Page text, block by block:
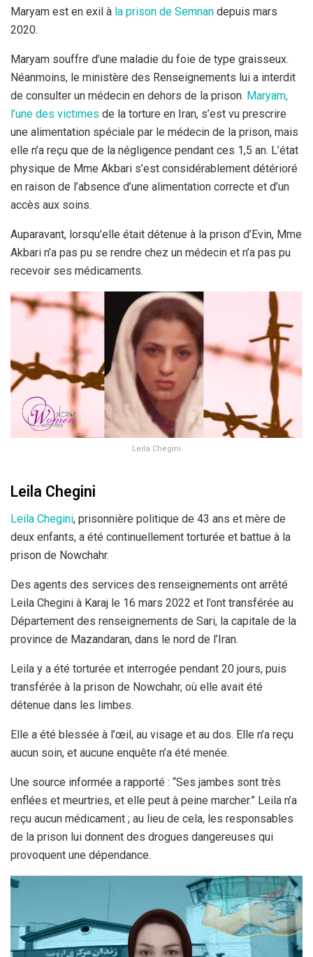
Maryam est en exil à la prison de Semnan depuis mars
2020.
Maryam souffre d’une maladie du foie de type graisseux.
Néanmoins, le ministère des Renseignements lui a interdit
de consulter un médecin en dehors de la prison. Maryam,
l’une des victimes de la torture en Iran, s’est vu prescrire
une alimentation spéciale par le médecin de la prison, mais
elle n’a reçu que de la négligence pendant ces 1,5 an. L’état
physique de Mme Akbari s’est considérablement détérioré
en raison de l’absence d’une alimentation correcte et d’un
accès aux soins.
Auparavant, lorsqu’elle était détenue à la prison d’Evin, Mme
Akbari n’a pas pu se rendre chez un médecin et n’a pas pu
recevoir ses médicaments.
Leila Chegini
Leila Chegini
Leila Chegini, prisonnière politique de 43 ans et mère de
deux enfants, a été continuellement torturée et battue à la
prison de Nowchahr.
Des agents des services des renseignements ont arrêté
Leila Chegini à Karaj le 16 mars 2022 et l’ont transférée au
Département des renseignements de Sari, la capitale de la
province de Mazandaran, dans le nord de l’Iran.
Leila y a été torturée et interrogée pendant 20 jours, puis
transférée à la prison de Nowchahr, où elle avait été
détenue dans les limbes.
Elle a été blessée à l’œil, au visage et au dos. Elle n’a reçu
aucun soin, et aucune enquête n’a été menée.
Une source informée a rapporté : “Ses jambes sont très
enflées et meurtries, et elle peut à peine marcher.” Leila n’a
reçu aucun médicament ; au lieu de cela, les responsables
de la prison lui donnent des drogues dangereuses qui
provoquent une dépendance.